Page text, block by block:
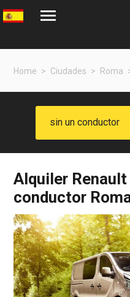
Home Ciudades Roma
sin un conductor
Alquiler
conductor